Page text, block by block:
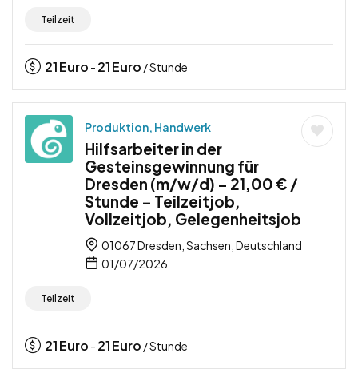
Teilzeit
21Euro - 21Euro / Stunde
Produktion, Handwerk
Hilfsarbeiter in der
Gesteinsgewinnung für
Dresden (m/w/d) – 21,00 € /
Stunde – Teilzeitjob,
Vollzeitjob, Gelegenheitsjob
01067 Dresden, Sachsen, Deutschland
01/07/2026
Teilzeit
21Euro - 21Euro / Stunde